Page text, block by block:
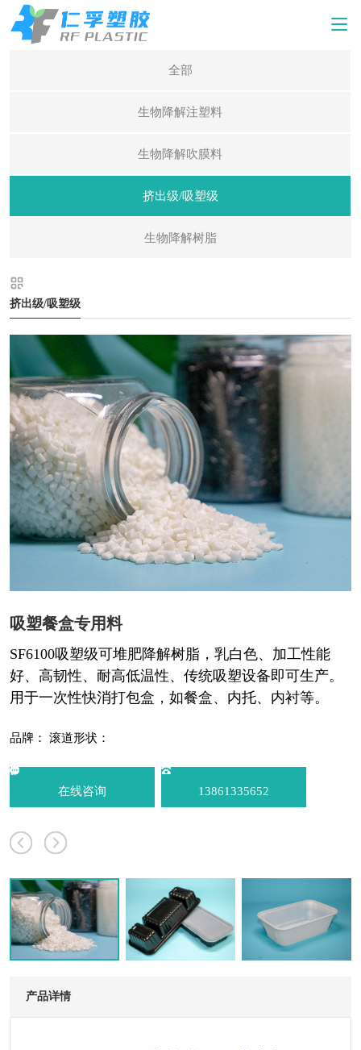
全部
生物降解注塑料
生物降解吹膜料
挤出级/吸塑级
生物降解树脂
挤出级/吸塑级
吸塑餐盒专用料
SF6100吸塑级可堆肥降解树脂，乳白色、加工性能
好、高韧性、耐高低温性、传统吸塑设备即可生产。
用于一次性快消打包盒，如餐盒、内托、内衬等。
品牌： 滚道形状：
在线咨询 13861335652
产品详情